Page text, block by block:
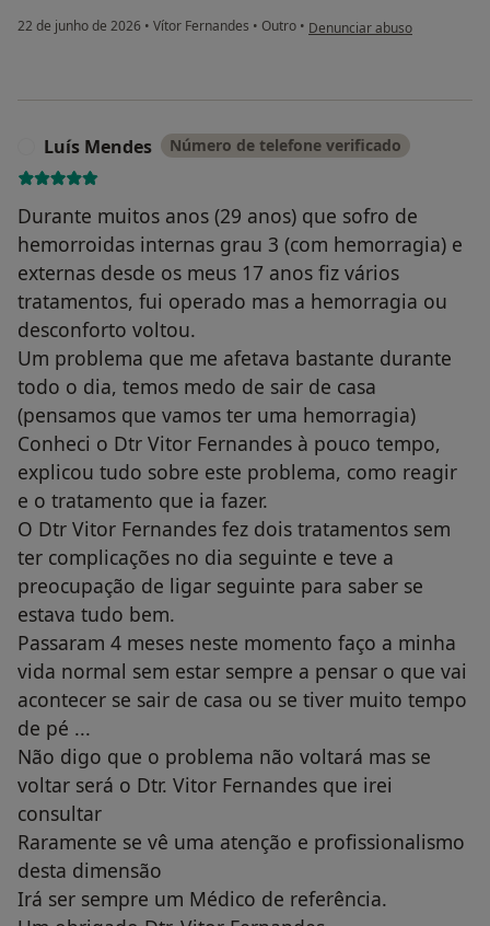
22 de junho de 2026 • Vítor Fernandes • Outro • na opinião do utilizador Ilda
Denunciar abuso
Luís Mendes Número de telefone verificado
Durante muitos anos (29 anos) que sofro de
hemorroidas internas grau 3 (com hemorragia) e
externas desde os meus 17 anos fiz vários
tratamentos, fui operado mas a hemorragia ou
desconforto voltou.
Um problema que me afetava bastante durante
todo o dia, temos medo de sair de casa
(pensamos que vamos ter uma hemorragia)
Conheci o Dtr Vitor Fernandes à pouco tempo,
explicou tudo sobre este problema, como reagir
e o tratamento que ia fazer.
O Dtr Vitor Fernandes fez dois tratamentos sem
ter complicações no dia seguinte e teve a
preocupação de ligar seguinte para saber se
estava tudo bem.
Passaram 4 meses neste momento faço a minha
vida normal sem estar sempre a pensar o que vai
acontecer se sair de casa ou se tiver muito tempo
de pé ...
Não digo que o problema não voltará mas se
voltar será o Dtr. Vitor Fernandes que irei
consultar
Raramente se vê uma atenção e profissionalismo
desta dimensão
Irá ser sempre um Médico de referência.